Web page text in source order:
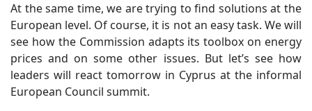
At the same time, we are trying to find solutions at the
European level. Of course, it is not an easy task. We will
see how the Commission adapts its toolbox on energy
prices and on some other issues. But let’s see how
leaders will react tomorrow in Cyprus at the informal
European Council summit.